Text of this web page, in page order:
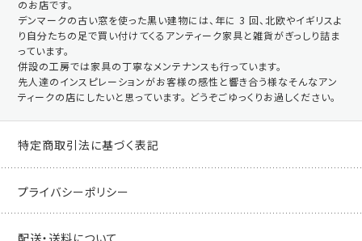
のお店です。
デンマークの古い窓を使った黒い建物には、年に 3 回、北欧やイギリスよ
り自分たちの足で買い付けてくるアンティーク家具と雑貨がぎっしり詰ま
っています。
併設の工房では家具の丁寧なメンテナンスも行っています。
先人達のインスピレーションがお客様の感性と響き合う様なそんなアン
ティークの店にしたいと思っています。 どうぞごゆっくりお過しください。
特定商取引法に基づく表記
プライバシーポリシー